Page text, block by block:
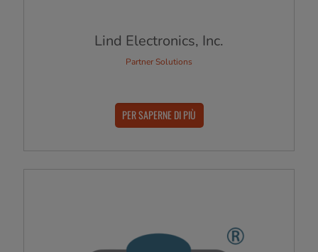
Lind Electronics, Inc.
Partner Solutions
PER SAPERNE DI PIÙ